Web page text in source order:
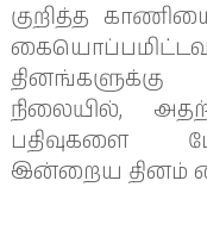
குறித்த
தினங்களுக்கு
நிலையில்,
பதிவுகளை
இன்றைய தினம்